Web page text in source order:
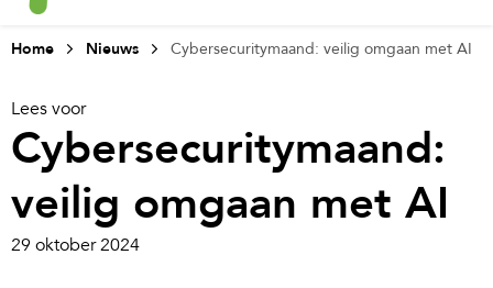
Ggz
Huisartsenzorg
Welzijn / sociaal werk
Home Nieuws Cybersecuritymaand: veilig omgaan met AI
Lees voor
Cybersecuritymaand:
veilig omgaan met AI
29 oktober 2024